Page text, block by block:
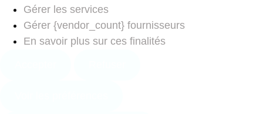
Gérer les services
Gérer {vendor_count} fournisseurs
En savoir plus sur ces finalités